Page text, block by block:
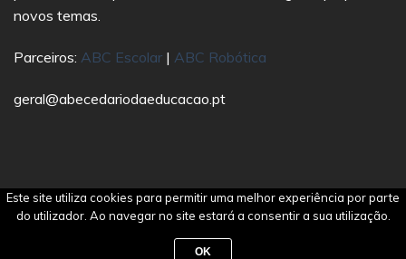
novos temas.
Parceiros: ABC Escolar | ABC Robótica
geral@abecedariodaeducacao.pt
Copyright 2021 Abecedário da Educação | All Rights
Este site utiliza cookies para permitir uma melhor experiência por parte
do utilizador. Ao navegar no site estará a consentir a sua utilização.
OK